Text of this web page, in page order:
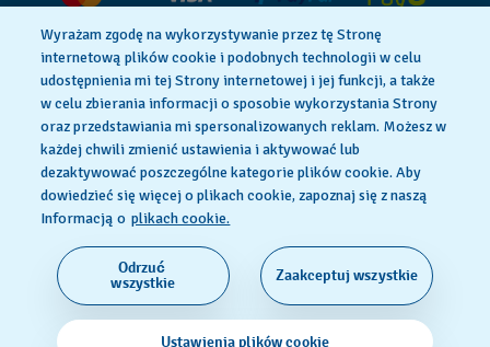
Warunki sprzedaży
Odstąp od umowy
Polityka Prywatności Pliki Cookie
Regulamin Sklepu
SWISS MADE
© 2026 Flik Flak, oddział Swatch Ltd. Wszelkie prawa
Wyrażam zgodę na wykorzystywanie przez tę Stronę
internetową plików cookie i podobnych technologii w celu
udostępnienia mi tej Strony internetowej i jej funkcji, a także
w celu zbierania informacji o sposobie wykorzystania Strony
oraz przedstawiania mi spersonalizowanych reklam. Możesz w
każdej chwili zmienić ustawienia i aktywować lub
dezaktywować poszczególne kategorie plików cookie. Aby
dowiedzieć się więcej o plikach cookie, zapoznaj się z naszą
Informacją o plikach cookie.
Ustawienia plików cookie
Odrzuć
wszystkie
Zaakceptuj wszystkie